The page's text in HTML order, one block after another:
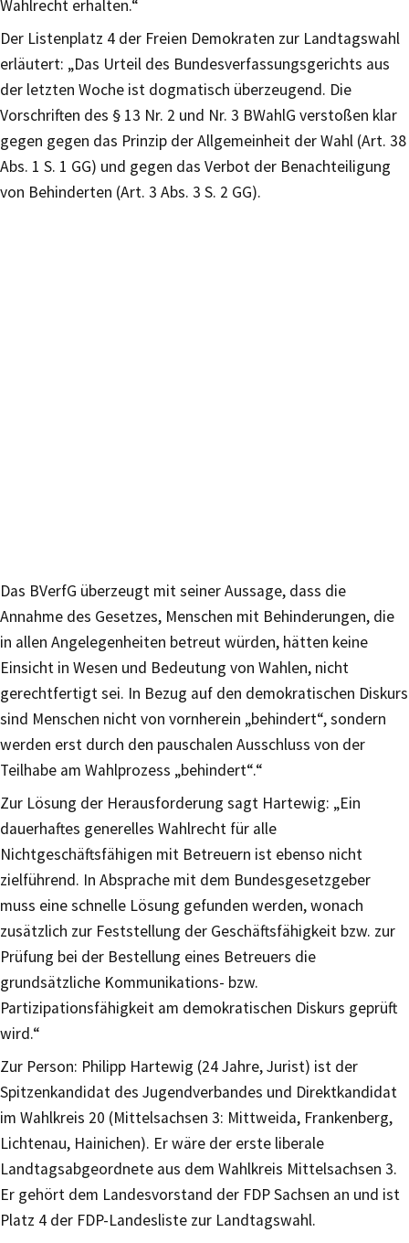
Wahlrecht erhalten.“
Der Listenplatz 4 der Freien Demokraten zur Landtagswahl
erläutert: „Das Urteil des Bundesverfassungsgerichts aus
der letzten Woche ist dogmatisch überzeugend. Die
Vorschriften des § 13 Nr. 2 und Nr. 3 BWahlG verstoßen klar
gegen gegen das Prinzip der Allgemeinheit der Wahl (Art. 38
Abs. 1 S. 1 GG) und gegen das Verbot der Benachteiligung
von Behinderten (Art. 3 Abs. 3 S. 2 GG).
Das BVerfG überzeugt mit seiner Aussage, dass die
Annahme des Gesetzes, Menschen mit Behinderungen, die
in allen Angelegenheiten betreut würden, hätten keine
Einsicht in Wesen und Bedeutung von Wahlen, nicht
gerechtfertigt sei. In Bezug auf den demokratischen Diskurs
sind Menschen nicht von vornherein „behindert“, sondern
werden erst durch den pauschalen Ausschluss von der
Teilhabe am Wahlprozess „behindert“.“
Zur Lösung der Herausforderung sagt Hartewig: „Ein
dauerhaftes generelles Wahlrecht für alle
Nichtgeschäftsfähigen mit Betreuern ist ebenso nicht
zielführend. In Absprache mit dem Bundesgesetzgeber
muss eine schnelle Lösung gefunden werden, wonach
zusätzlich zur Feststellung der Geschäftsfähigkeit bzw. zur
Prüfung bei der Bestellung eines Betreuers die
grundsätzliche Kommunikations- bzw.
Partizipationsfähigkeit am demokratischen Diskurs geprüft
wird.“
Zur Person: Philipp Hartewig (24 Jahre, Jurist) ist der
Spitzenkandidat des Jugendverbandes und Direktkandidat
im Wahlkreis 20 (Mittelsachsen 3: Mittweida, Frankenberg,
Lichtenau, Hainichen). Er wäre der erste liberale
Landtagsabgeordnete aus dem Wahlkreis Mittelsachsen 3.
Er gehört dem Landesvorstand der FDP Sachsen an und ist
Platz 4 der FDP-Landesliste zur Landtagswahl.